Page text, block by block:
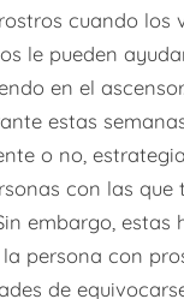
cuando los
le pueden
en el
estas
o no,
con las que
embargo, estas
persona con
de